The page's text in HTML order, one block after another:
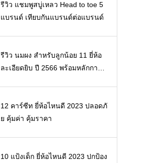
รีวิว แชมพูสบู่เหลว Head to toe 5
แบรนด์ เทียบกันแบรนด์ต่อแบรนด์
รีวิว นมผง สำหรับลูกน้อย 11 ยี่ห้อ
ละเอียดยิบ ปี 2566 พร้อมหลักการเ
12 คาร์ซีท ยี่ห้อไหนดี 2023 ปลอดภั
ย คุ้มค่า คุ้มราคา
10 แป้งเด็ก ยี่ห้อไหนดี 2023 ปกป้อง